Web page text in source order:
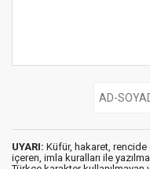
UYARI: Küfür, hakaret, rencide
içeren, imla kuralları ile